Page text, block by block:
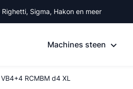
Machines steen
Sigma, Hakon en meer
RCMBM d4 XL